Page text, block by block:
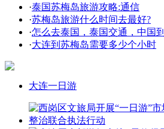
·泰国苏梅岛旅游攻略:通信
·苏梅岛旅游什么时间去最好?
·怎么去泰国，泰国交通，中国到
·大连到苏梅岛需要多少个小时
大连一日游